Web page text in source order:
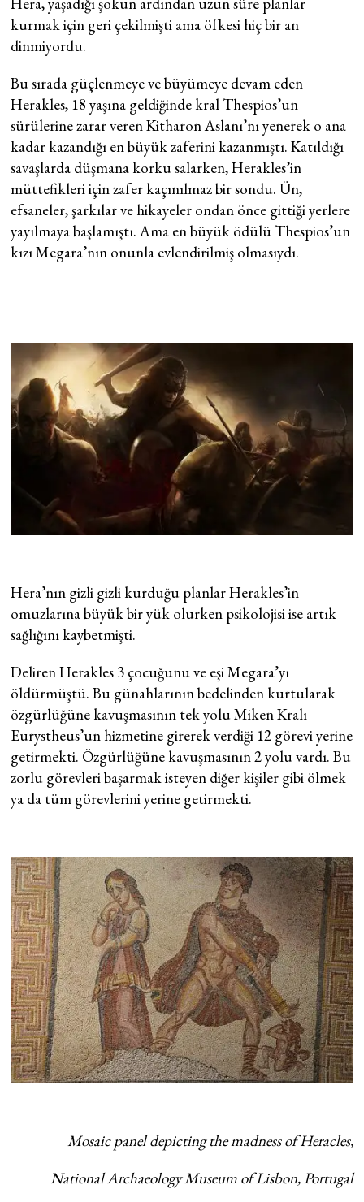
kurmak için geri çekilmişti ama öfkesi hiç bir an
dinmiyordu.
Bu sırada güçlenmeye ve büyümeye devam eden
Herakles, 18 yaşına geldiğinde kral Thespios’un
sürülerine zarar veren Kitharon Aslanı’nı yenerek o ana
kadar kazandığı en büyük zaferini kazanmıştı. Katıldığı
savaşlarda düşmana korku salarken, Herakles’in
müttefikleri için zafer kaçınılmaz bir sondu. Ün,
efsaneler, şarkılar ve hikayeler ondan önce gittiği yerlere
yayılmaya başlamıştı. Ama en büyük ödülü Thespios’un
kızı Megara’nın onunla evlendirilmiş olmasıydı.
Hera’nın gizli gizli kurduğu planlar Herakles’in
omuzlarına büyük bir yük olurken psikolojisi ise artık
sağlığını kaybetmişti.
Deliren Herakles 3 çocuğunu ve eşi Megara’yı
öldürmüştü. Bu günahlarının bedelinden kurtularak
özgürlüğüne kavuşmasının tek yolu Miken Kralı
Eurystheus’un hizmetine girerek verdiği 12 görevi yerine
getirmekti. Özgürlüğüne kavuşmasının 2 yolu vardı. Bu
zorlu görevleri başarmak isteyen diğer kişiler gibi ölmek
ya da tüm görevlerini yerine getirmekti.
Mosaic panel depicting the madness of Heracles,
National Archaeology Museum of Lisbon, Portugal